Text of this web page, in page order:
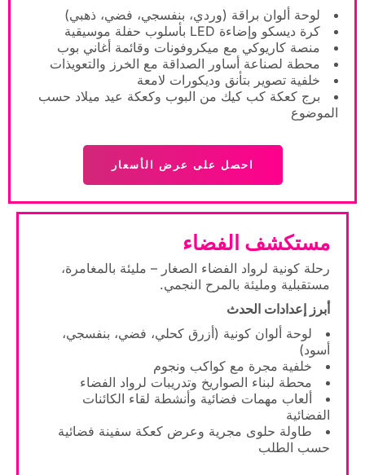
لوحة ألوان براقة (وردي، بنفسجي، فضي، ذهبي)
كرة ديسكو وإضاءة LED بأسلوب حفلة موسيقية
منصة كاريوكي مع ميكروفونات وقائمة أغاني بوب
محطة لصناعة أساور الصداقة مع الخرز والتعويذات
خلفية تصوير بتأنق وديكورات لامعة
برج كعكة كب كيك من البوب وكعكة عيد ميلاد حسب
الموضوع
احصل على عرض الأسعار
مستكشف الفضاء
رحلة كونية لرواد الفضاء الصغار – مليئة بالمغامرة،
مستقبلية ومليئة بالمرح النجمي.
أبرز إعدادات الحدث
لوحة ألوان كونية (أزرق كحلي، فضي، بنفسجي،
أسود)
خلفية مجرة مع كواكب ونجوم
محطة لبناء الصواريخ وتدريبات لرواد الفضاء
ألعاب مهمات فضائية وأنشطة لقاء الكائنات
الفضائية
طاولة حلوى مجرية وعرض كعكة سفينة فضائية
حسب الطلب